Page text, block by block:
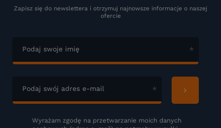
Zapisz się do newslettera i otrzymuj najnowsze informacje o naszej
ofercie
Podaj swoje imię
Podaj swój adres e-mail
Wyrażam zgodę na przetwarzanie moich danych